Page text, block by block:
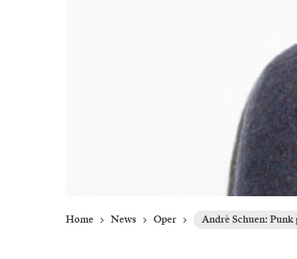
Home News Oper Andrè Schuen: Punk